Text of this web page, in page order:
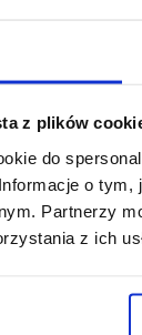
z plików
do
o
Partnerzy
z ich
projekt
przy ul. Pigonia
dlatego